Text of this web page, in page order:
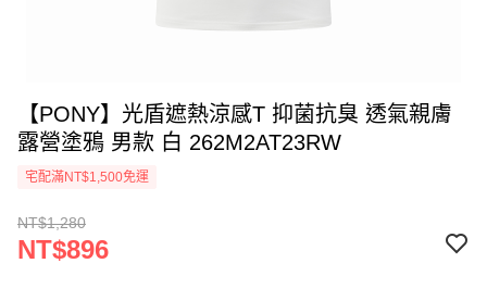
【PONY】光盾遮熱涼感T 抑菌抗臭 透氣親膚
露營塗鴉 男款 白 262M2AT23RW
宅配滿NT$1,500免運
NT$1,280
NT$896